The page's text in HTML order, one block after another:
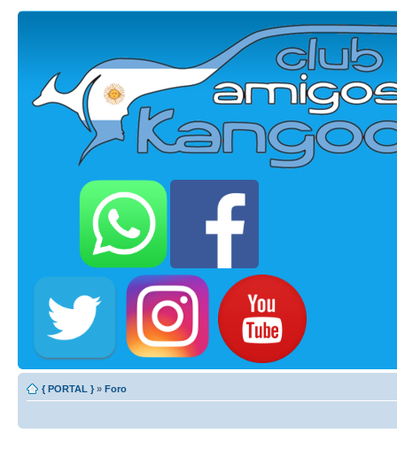
{ PORTAL } » Foro